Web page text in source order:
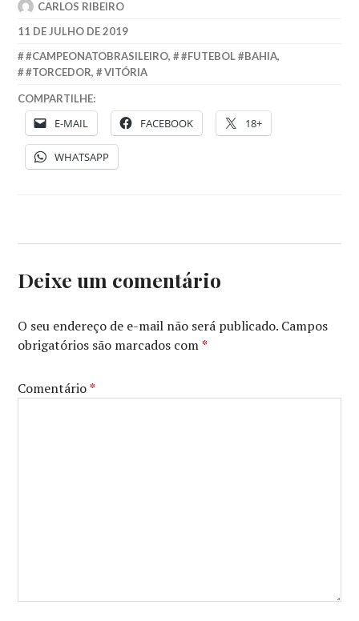
CARLOS RIBEIRO
11 DE JULHO DE 2019
#CAMPEONATOBRASILEIRO, #FUTEBOL #BAHIA,
#TORCEDOR, VITÓRIA
COMPARTILHE:
E-MAIL FACEBOOK 18+
WHATSAPP
Deixe um comentário
O seu endereço de e-mail não será publicado. Campos
obrigatórios são marcados com*
Comentário*